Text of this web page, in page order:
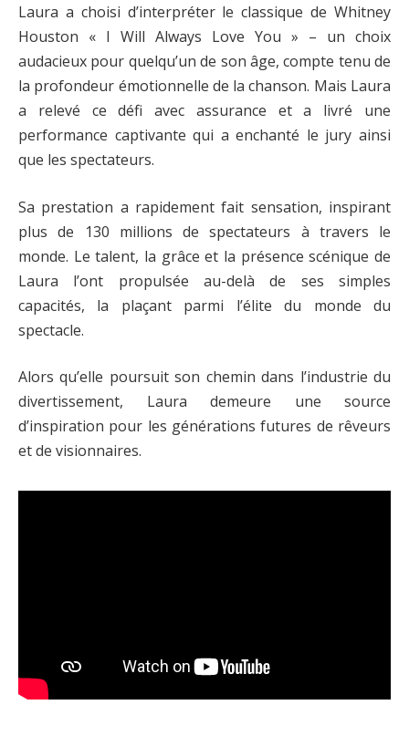
Laura a choisi d’interpréter le classique de Whitney
Houston « I Will Always Love You » – un choix
audacieux pour quelqu’un de son âge, compte tenu de
la profondeur émotionnelle de la chanson. Mais Laura
a relevé ce défi avec assurance et a livré une
performance captivante qui a enchanté le jury ainsi
que les spectateurs.
Sa prestation a rapidement fait sensation, inspirant
plus de 130 millions de spectateurs à travers le
monde. Le talent, la grâce et la présence scénique de
Laura l’ont propulsée au-delà de ses simples
capacités, la plaçant parmi l’élite du monde du
spectacle.
Alors qu’elle poursuit son chemin dans l’industrie du
divertissement, Laura demeure une source
d’inspiration pour les générations futures de rêveurs
et de visionnaires.